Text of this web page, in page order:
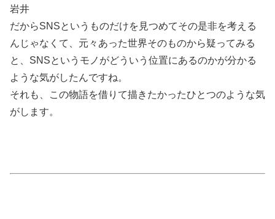
岩井
だからSNSというものだけを見つめてその是非を考える
んじゃなくて、元々あった世界そのものから疑ってみる
と、SNSというモノがどういう位置にあるのかが分かる
ような気がしたんですね。
それも、この物語を借りて描きたかったひとつのような気
がします。